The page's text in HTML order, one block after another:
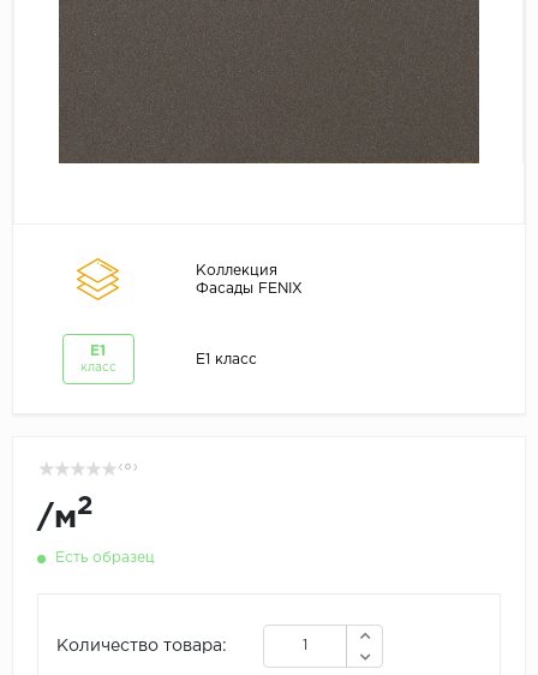
Коллекция
Фасады FENIX
E1
класс
E1 класс
( 0 )
/м2
Есть образец
Количество товара: